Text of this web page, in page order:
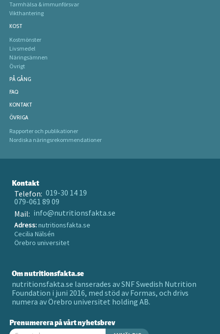
Tarmhälsa & immunförsvar
Vikthantering
KOST
Kostmönster
Livsmedel
Näringsämnen
Övrigt
PÅ GÅNG
FAQ
KONTAKT
ÖVRIGA
Rapporter och publikationer
Nordiska näringsrekommendationer
Kontakt
Telefon: 019-30 14 19
079-061 89 09
Mail: info@nutritionsfakta.se
Adress:nutritionsfakta.se
Cecilia Nälsén
Örebro universitet
Om nutritionsfakta.se
nutritionsfakta.se lanserades av SNF Swedish Nutrition
Foundation i juni 2016, med stöd av Formas, och drivs
numera av Örebro universitet holding AB.
Prenumerera på vårt nyhetsbrev